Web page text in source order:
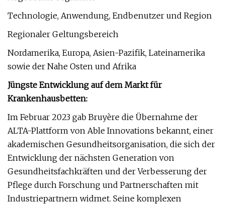
Technologie, Anwendung, Endbenutzer und Region
Regionaler Geltungsbereich
Nordamerika, Europa, Asien-Pazifik, Lateinamerika
sowie der Nahe Osten und Afrika
Jüngste Entwicklung auf dem Markt für
Krankenhausbetten:
Im Februar 2023 gab Bruyère die Übernahme der
ALTA-Plattform von Able Innovations bekannt, einer
akademischen Gesundheitsorganisation, die sich der
Entwicklung der nächsten Generation von
Gesundheitsfachkräften und der Verbesserung der
Pflege durch Forschung und Partnerschaften mit
Industriepartnern widmet. Seine komplexen